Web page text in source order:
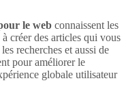
le web connaissent les
créer des articles qui vous
recherches et aussi de
pour améliorer le
globale utilisateur